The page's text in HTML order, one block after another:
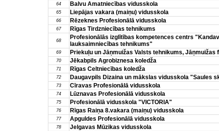
64 Balvu Amatniecības vidusskola
65 Liepājas vakara (maiņu) vidusskola
66 Rēzeknes Profesionālā vidusskola
67 Rīgas Tirdzniecības tehnikums
68
Profesionālās izglītības kompetences centrs
lauksaimniecības tehnikums"
69 Priekuļu un Jāņmuižas Valsts tehnikums, Jāņmuižas
70 Jēkabpils Agrobiznesa koledža
71 Rīgas Celtniecības koledža
72 Daugavpils Dizaina un mākslas vidusskola "Saules
73 Cīravas Profesionālā vidusskola
74 Lūznavas Profesionālā vidusskola
75 Profesionālā vidusskola "VICTORIA"
76 Rīgas Raiņa 8.vakara (maiņu) vidusskola
77 Apguldes Profesionālā vidusskola
78 Jelgavas Mūzikas vidusskola